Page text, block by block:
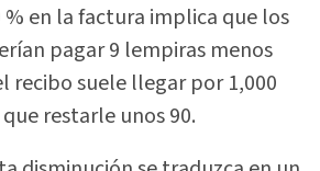
% en la factura implica que los
pagar 9 lempiras menos
recibo suele llegar por 1,000
restarle unos 90.